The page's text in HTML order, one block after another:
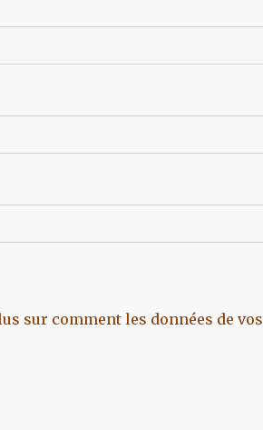
sur comment les données de vos